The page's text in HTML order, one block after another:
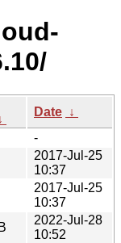
Date ↓
-
2017-Jul-25
10:37
2017-Jul-25
10:37
2022-Jul-28
10:52